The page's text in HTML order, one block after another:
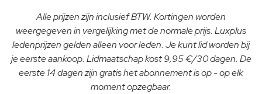
Alle prijzen zijn inclusief BTW. Kortingen worden
weergegeven in vergelijking met de normale prijs. Luxplus
ledenprijzen gelden alleen voor leden. Je kunt lid worden bij
je eerste aankoop. Lidmaatschap kost 9,95 €/30 dagen. De
eerste 14 dagen zijn gratis het abonnement is op - op elk
moment opzegbaar.